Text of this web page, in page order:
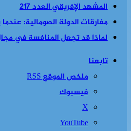
المشهد الإفريقي العدد 217
مفارقات الدولة الصومالية:
لماذا قد تجعل المنافسة في مجال
تابعنا
ملخص الموقع RSS
فيسبوك
‫X
‫YouTube